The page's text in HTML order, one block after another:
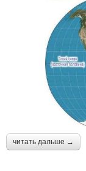
читать дальше →